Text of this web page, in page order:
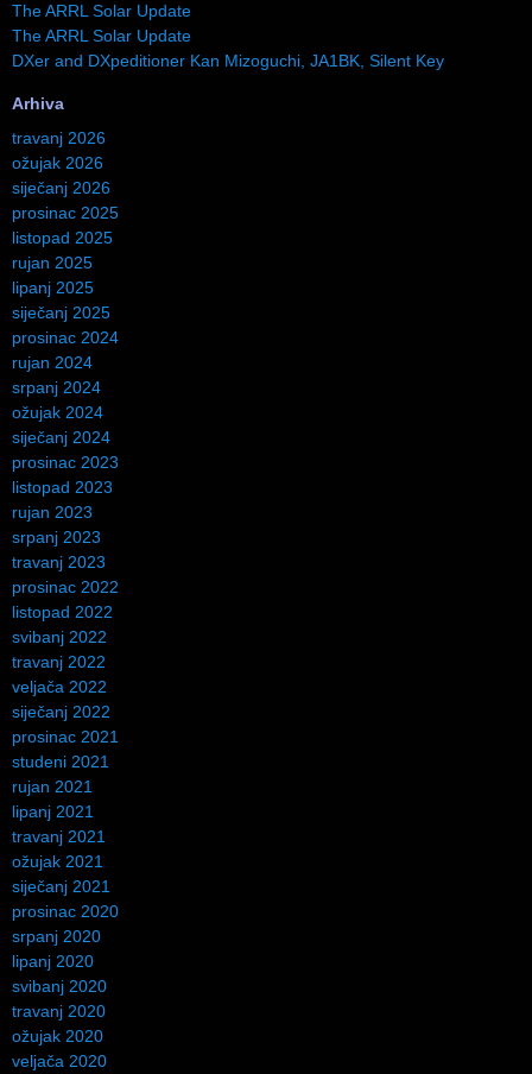
The ARRL Solar Update
The ARRL Solar Update
DXer and DXpeditioner Kan Mizoguchi, JA1BK, Silent Key
Arhiva
travanj 2026
ožujak 2026
siječanj 2026
prosinac 2025
listopad 2025
rujan 2025
lipanj 2025
siječanj 2025
prosinac 2024
rujan 2024
srpanj 2024
ožujak 2024
siječanj 2024
prosinac 2023
listopad 2023
rujan 2023
srpanj 2023
travanj 2023
prosinac 2022
listopad 2022
svibanj 2022
travanj 2022
veljača 2022
siječanj 2022
prosinac 2021
studeni 2021
rujan 2021
lipanj 2021
travanj 2021
ožujak 2021
siječanj 2021
prosinac 2020
srpanj 2020
lipanj 2020
svibanj 2020
travanj 2020
ožujak 2020
veljača 2020